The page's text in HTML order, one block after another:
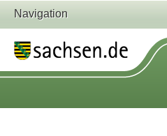
Navigation